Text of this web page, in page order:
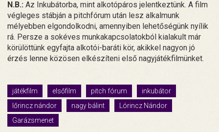
N.B.: Az Inkubátorba, mint alkotópáros jelentkeztünk. A film
végleges stábján a pitchfórum után lesz alkalmunk
mélyebben elgondolkodni, amennyiben lehetőségünk nyílik
rá. Persze a sokéves munkakapcsolatokból kialakult már
körülöttünk egyfajta alkotói-baráti kör, akikkel nagyon jó
érzés lenne közösen elkészíteni első nagyjátékfilmünket.
játékfilm elsőfilm pitch fórum
inkubátor
lőrincz nándor
nagy bálint
Lórincz Nándor
Garázsmenet